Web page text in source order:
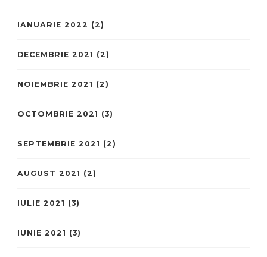
IANUARIE 2022 (2)
DECEMBRIE 2021 (2)
NOIEMBRIE 2021 (2)
OCTOMBRIE 2021 (3)
SEPTEMBRIE 2021 (2)
AUGUST 2021 (2)
IULIE 2021 (3)
IUNIE 2021 (3)